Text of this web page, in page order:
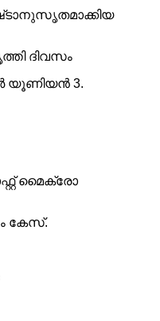
ദിവസം
യൂണിയൻ 3.
മൈക്രോ
കേസ്.